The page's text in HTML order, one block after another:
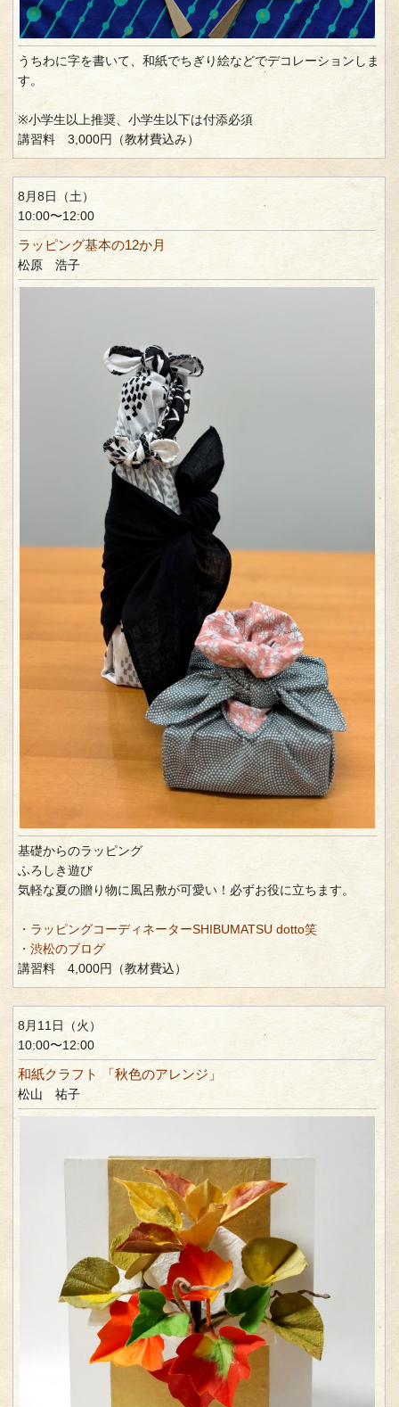
うちわに字を書いて、和紙でちぎり絵などでデコレーションしま
す。
※小学生以上推奨、小学生以下は付添必須
講習料 3,000円（教材費込み）
8月8日（土）
10:00〜12:00
ラッピング基本の12か月
松原 浩子
基礎からのラッピング
ふろしき遊び
気軽な夏の贈り物に風呂敷が可愛い！必ずお役に立ちます。
・ラッピングコーディネーターSHIBUMATSU dotto笑
・渋松のブログ
講習料 4,000円（教材費込）
8月11日（火）
10:00〜12:00
和紙クラフト 「秋色のアレンジ」
松山 祐子